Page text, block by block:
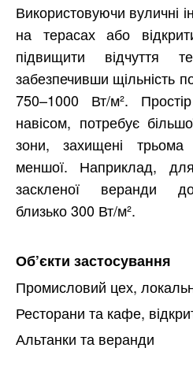
Використовуючи вуличні
на терасах або
підвищити
забезпечивши щільність
750–1000 Вт/м².
навісом, потребує
зони, захищені
меншої. Наприклад,
заскленої веранди
близько 300 Вт/м².
Об’єкти застосування
Промисловий цех,
Ресторани та кафе,
Альтанки та веранди